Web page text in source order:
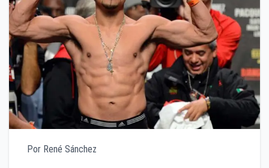
Por René Sánchez